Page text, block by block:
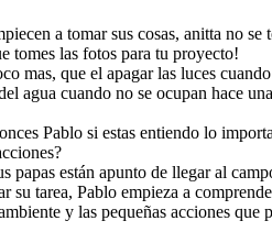
a tomar sus cosas, anitta no se
tomes las fotos para tu proyecto!
mas, que el apagar las luces
agua cuando no se ocupan hace
Pablo si estas entiendo lo
papas están apunto de llegar al
su tarea, Pablo empieza a
y las pequeñas acciones que